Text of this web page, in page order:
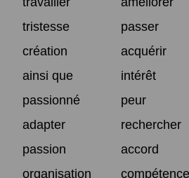
tristesse
passer
création
acquérir
ainsi que
intérêt
passionné
peur
adapter
rechercher
passion
accord
organisation
compétence